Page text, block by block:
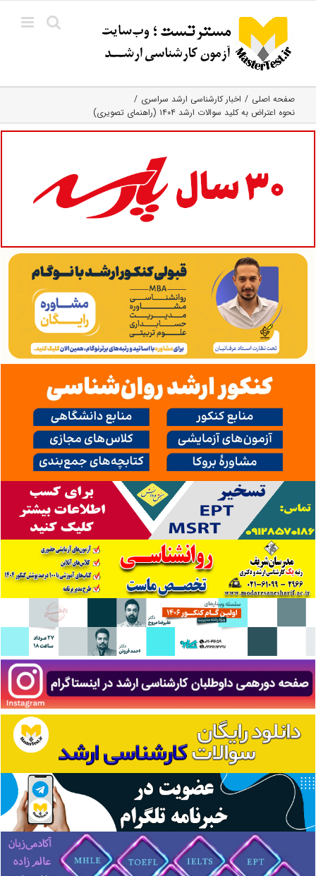
content
صفحه اصلی
اخبار کارشناسی ارشد سراسری
نحوه اعتراض به کلید سوالات ارشد ۱۴۰۴ (راهنمای تصویری)